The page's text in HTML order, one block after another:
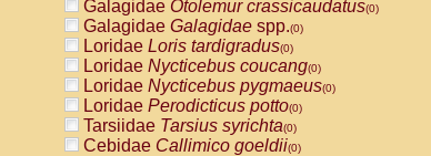
Galagidae Otolemur crassicaudatus(0)
Galagidae Galagidae spp.(0)
Loridae Loris tardigradus(0)
Loridae Nycticebus coucang(0)
Loridae Nycticebus pygmaeus(0)
Loridae Perodicticus potto(0)
Tarsiidae Tarsius syrichta(0)
Cebidae Callimico goeldii(0)